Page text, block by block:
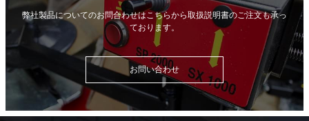
弊社製品についてのお問合わせはこちらから取扱説明書のご注文も承っ
ております。
お問い合わせ